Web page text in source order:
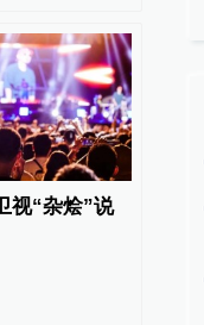
视“杂烩”说